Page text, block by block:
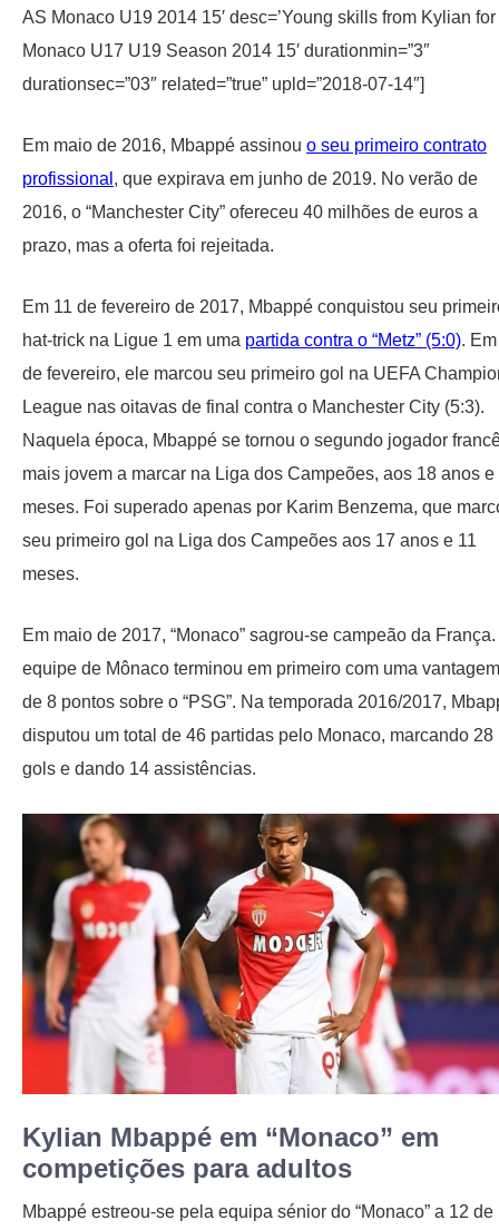
AS Monaco U19 2014 15′ desc=’Young skills from Kylian for
Monaco U17 U19 Season 2014 15′ durationmin=”3″
durationsec=”03″ related=”true” upld=”2018-07-14″]
Em maio de 2016, Mbappé assinou o seu primeiro contrato
profissional , que expirava em junho de 2019. No verão de
2016, o “Manchester City” ofereceu 40 milhões de euros a
prazo, mas a oferta foi rejeitada.
Em 11 de fevereiro de 2017, Mbappé conquistou seu
hat-trick na Ligue 1 em uma partida contra o “Metz” (5:0).
de fevereiro, ele marcou seu primeiro gol na UEFA
League nas oitavas de final contra o Manchester City (5:3).
Naquela época, Mbappé se tornou o segundo jogador
mais jovem a marcar na Liga dos Campeões, aos 18 anos e
meses. Foi superado apenas por Karim Benzema, que
seu primeiro gol na Liga dos Campeões aos 17 anos e 11
meses.
Em maio de 2017, “Monaco” sagrou-se campeão da França.
equipe de Mônaco terminou em primeiro com uma vantagem
de 8 pontos sobre o “PSG”. Na temporada 2016/2017,
disputou um total de 46 partidas pelo Monaco, marcando 28
gols e dando 14 assistências.
Kylian Mbappé em “Monaco” em
competições para adultos
Mbappé estreou-se pela equipa sénior do “Monaco” a 12 de